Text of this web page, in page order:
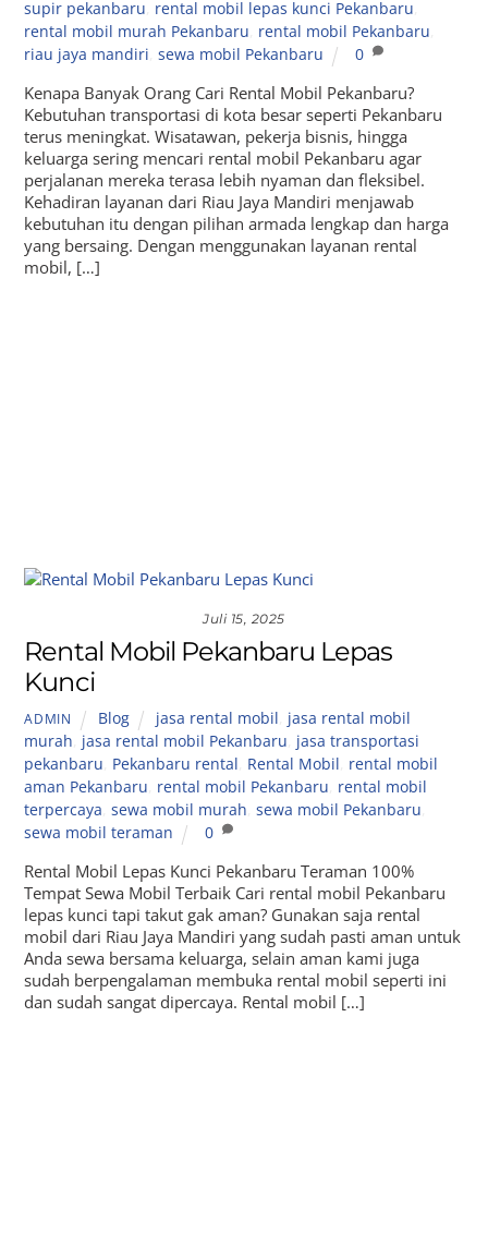
supir pekanbaru rental mobil lepas kunci Pekanbaru
rental mobil murah Pekanbaru rental mobil Pekanbaru
riau jaya mandiri ,sewa mobil Pekanbaru 0
Kenapa Banyak Orang Cari Rental Mobil Pekanbaru?
Kebutuhan transportasi di kota besar seperti Pekanbaru
terus meningkat. Wisatawan, pekerja bisnis, hingga
keluarga sering mencari rental mobil Pekanbaru agar
perjalanan mereka terasa lebih nyaman dan fleksibel.
Kehadiran layanan dari Riau Jaya Mandiri menjawab
kebutuhan itu dengan pilihan armada lengkap dan harga
yang bersaing. Dengan menggunakan layanan rental
mobil, […]
Juli 15, 2025
Rental Mobil Pekanbaru Lepas
Kunci
ADMIN Blog jasa rental mobil
jasa rental mobil
murah jasa rental mobil Pekanbaru jasa transportasi
pekanbaru Pekanbaru rental Rental Mobil
rental mobil
aman Pekanbaru rental mobil Pekanbaru rental mobil
terpercaya ,sewa mobil murah ,sewa mobil Pekanbaru
sewa mobil teraman
0
Rental Mobil Lepas Kunci Pekanbaru Teraman 100%
Tempat Sewa Mobil Terbaik Cari rental mobil Pekanbaru
lepas kunci tapi takut gak aman? Gunakan saja rental
mobil dari Riau Jaya Mandiri yang sudah pasti aman untuk
Anda sewa bersama keluarga, selain aman kami juga
sudah berpengalaman membuka rental mobil seperti ini
dan sudah sangat dipercaya. Rental mobil […]